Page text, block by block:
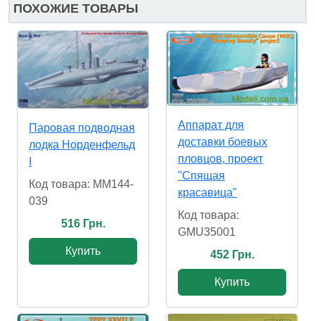
ПОХОЖИЕ ТОВАРЫ
Паровая подводная
лодка Норденфельд
Код товара: MM144-
039
516 Грн.
Купить
Аппарат для
доставки боевых
пловцов, проект
"Спящая
красавица"
Код товара:
GMU35001
452 Грн.
Купить